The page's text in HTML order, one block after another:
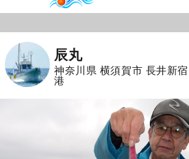
辰丸
神奈川県 横須賀市 長井新宿
港